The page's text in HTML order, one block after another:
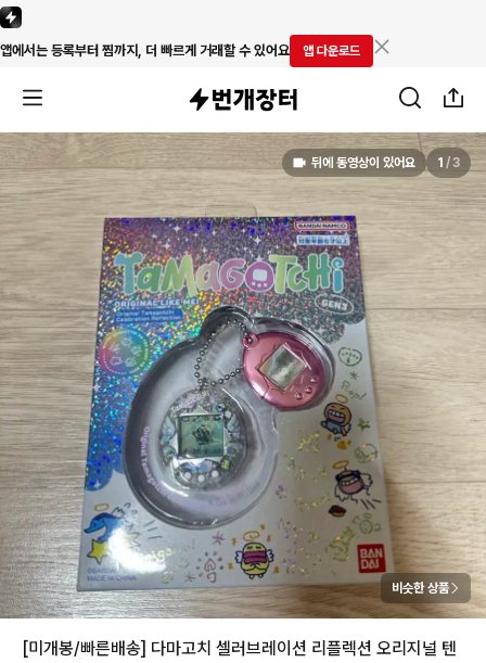
앱에서는 등록부터 찜까지, 더 빠르게 거래할 수 있어요 앱 다운로드
뒤에 동영상이 있어요 1 /3
비슷한 상품
[미개봉/빠른배송] 다마고치 셀러브레이션 리플렉션 오리지널 텐